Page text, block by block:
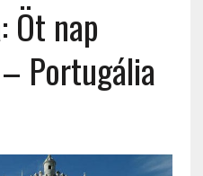
Öt nap
Portugália